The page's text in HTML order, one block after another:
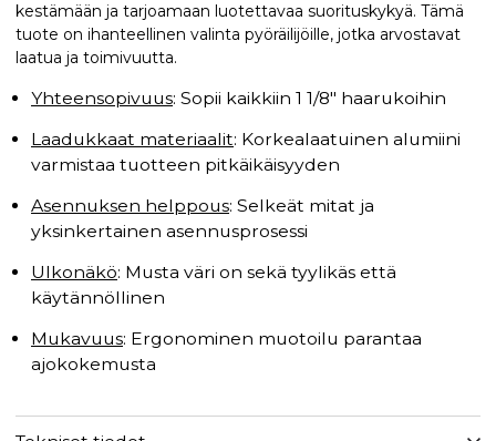
kestämään ja tarjoamaan luotettavaa suorituskykyä. Tämä
tuote on ihanteellinen valinta pyöräilijöille, jotka arvostavat
laatua ja toimivuutta.
Yhteensopivuus: Sopii kaikkiin 1 1/8" haarukoihin
Laadukkaat materiaalit: Korkealaatuinen alumiini
varmistaa tuotteen pitkäikäisyyden
Asennuksen helppous: Selkeät mitat ja
yksinkertainen asennusprosessi
Ulkonäkö: Musta väri on sekä tyylikäs että
käytännöllinen
Mukavuus: Ergonominen muotoilu parantaa
ajokokemusta